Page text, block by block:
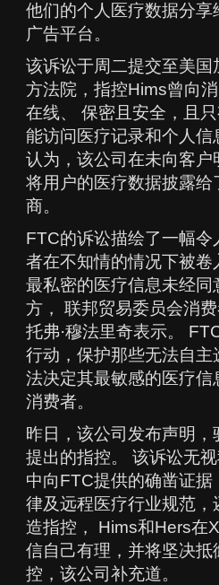
他们的个人医疗数据分
广告平台。
该诉讼于周二提交至美
方法院，指控Hims曾向
在线、 保密且安全，且
能访问医疗记录和个人信
认为，该公司在未向客户
将用户的医疗数据披露给
商。
FTC的诉讼描绘了一幅令
者在不知情的情况下被卷
最私密的医疗信息未经同
方， 联邦贸易委员会消
托弗·穆法里奇表示。
行动，保护那些无法自
法决定其最敏感的医疗信
消费者。
昨日，该公司发布声明
提出的指控。 该诉讼无
中向FTC提供的确凿证
律及远程医疗行业规范，
造指控， Hims和Hers在
信自己有理，并将坚决抵
控，该公司补充道。